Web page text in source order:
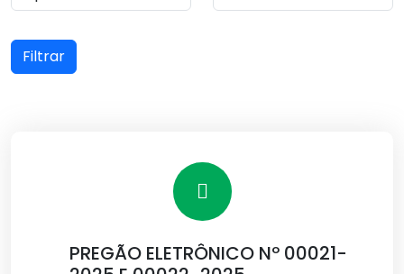
Filtrar
PREGÃO ELETRÔNICO Nº 00021-